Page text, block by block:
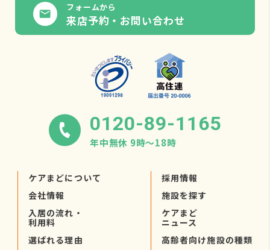
フォームから
来店予約・お問い合わせ
0120-89-1165
年中無休 9時〜18時
ケアまどについて
会社情報
入居の流れ・
利用料
選ばれる理由
採用情報
施設を探す
ケアまど
ニュース
高齢者向け施設の種類